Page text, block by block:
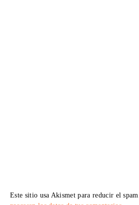
Este sitio usa Akismet para reducir el spam.